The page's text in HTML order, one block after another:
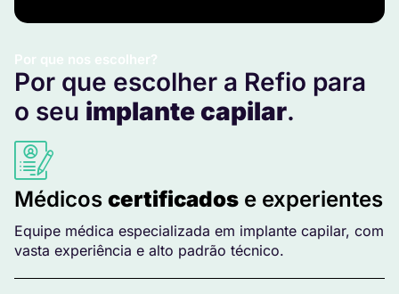
Por que nos escolher?
Por que escolher a Refio para
o seu implante capilar.
Médicos certificados e experientes
Equipe médica especializada em implante capilar, com
vasta experiência e alto padrão técnico.